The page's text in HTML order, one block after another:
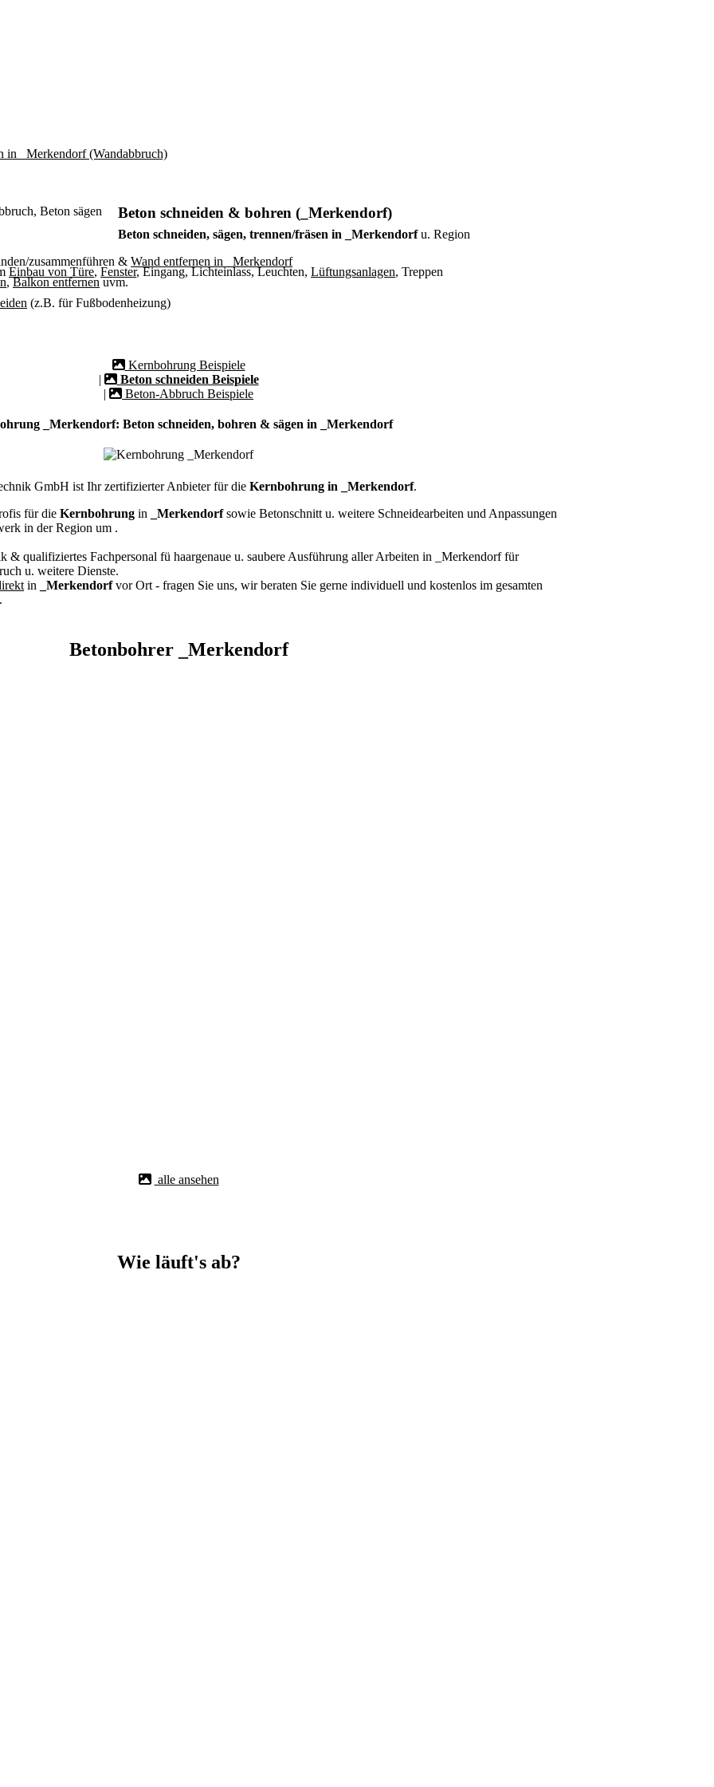
Beton schneiden & bohren (_Merkendorf)
Beton schneiden, sägen, trennen/fräsen in _Merkendorfu. Region
zusammenführen & Wand entfernen in _Merkendorf
Einbau von Türe, Fenster, Eingang, Lichteinlass, Leuchten, Lüftungsanlagen, Treppen
,Balkon entfernenuvm.
(z.B. für Fußbodenheizung)
Kernbohrung Beispiele
|
Beton schneiden Beispiele
|
Beton-Abbruch Beispiele
_Merkendorf: Beton schneiden, bohren & sägen in _Merkendorf
GmbH ist Ihr zertifizierter Anbieter für die Kernbohrung in _Merkendorf.
für die Kernbohrung in _Merkendorfsowie Betonschnitt u. weitere Schneidearbeiten und Anpassungen
in der Region um .
& qualifiziertes Fachpersonal fü haargenaue u. saubere Ausführung aller Arbeiten in _Merkendorf für
u. weitere Dienste.
in _Merkendorfvor Ort - fragen Sie uns, wir beraten Sie gerne individuell und kostenlos im gesamten
Betonbohrer _Merkendorf
alle ansehen
Wie läuft's ab?